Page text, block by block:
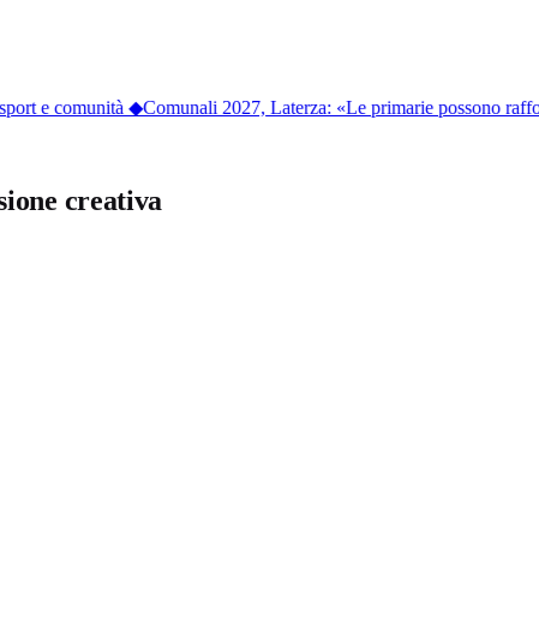
e comunità◆Comunali 2027, Laterza: «Le primarie possono
creativa